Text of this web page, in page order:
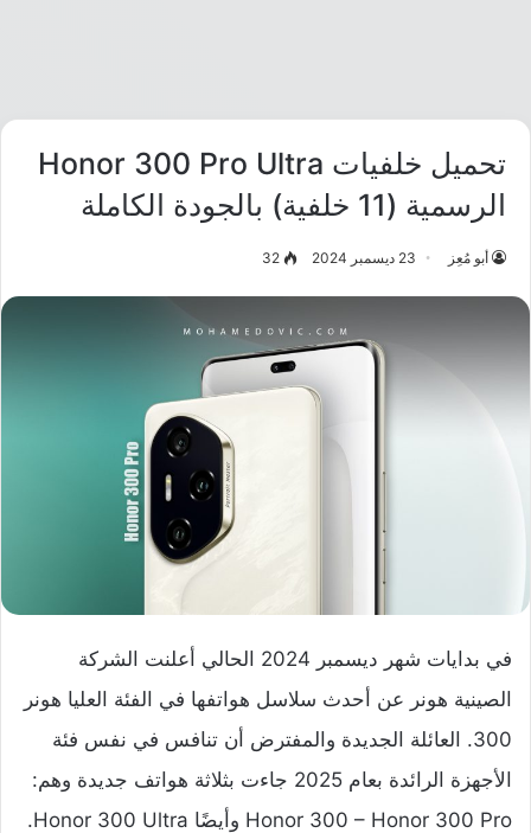
تحميل خلفيات Honor 300 Pro Ultra
الرسمية (11 خلفية) بالجودة الكاملة
أبو مُعِز 23 ديسمبر 2024 32
في بدايات شهر ديسمبر 2024 الحالي أعلنت الشركة
الصينية هونر عن أحدث سلاسل هواتفها في الفئة العليا هونر
300. العائلة الجديدة والمفترض أن تنافس في نفس فئة
الأجهزة الرائدة بعام 2025 جاءت بثلاثة هواتف جديدة وهم:
Honor 300 – Honor 300 Pro وأيضًا Honor 300 Ultra.